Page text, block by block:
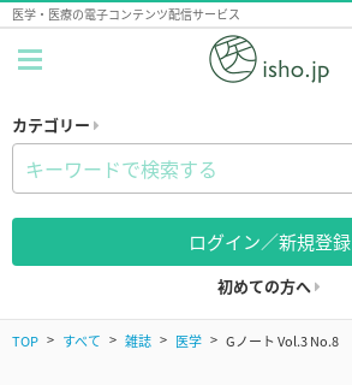
医学・医療の電子コンテンツ配信サービス
カテゴリー
ログイン／新規登録
初めての方へ
TOP すべて 雑誌 医学 Gノート Vol.3 No.8